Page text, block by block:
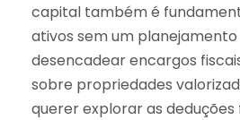
capital também é
ativos sem um
desencadear encargos
sobre propriedades
querer explorar as deduções